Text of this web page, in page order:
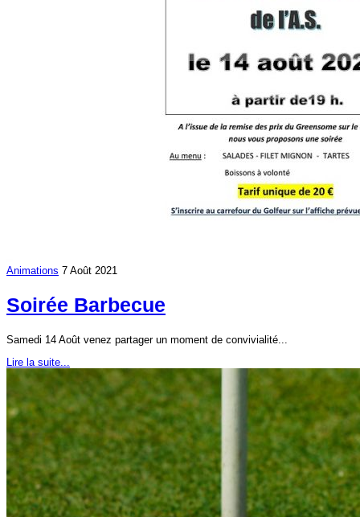
Animations 7 Août 2021
Soirée Barbecue
Samedi 14 Août venez partager un moment de convivialité...
Lire la suite...